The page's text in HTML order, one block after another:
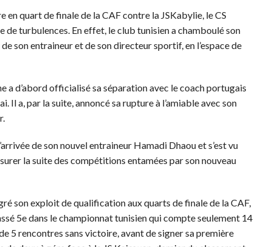
en quart de finale de la CAF contre la JSKabylie, le CS
de turbulences. En effet, le club tunisien a chamboulé son
son entraineur et de son directeur sportif, en l’espace de
a d’abord officialisé sa séparation avec le coach portugais
Il a, par la suite, annoncé sa rupture à l’amiable avec son
de son nouvel entraineur Hamadi Dhaou et s’est vu
la suite des compétitions entamées par son nouveau
son exploit de qualification aux quarts de finale de la CAF,
5e dans le championnat tunisien qui compte seulement 14
5 rencontres sans victoire, avant de signer sa première